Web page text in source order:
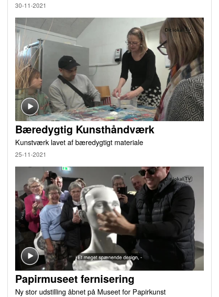
30-11-2021
Bæredygtig Kunsthåndværk
Kunstværk lavet af bæredygtigt materiale
25-11-2021
Papirmuseet fernisering
Ny stor udstilling åbnet på Museet for Papirkunst